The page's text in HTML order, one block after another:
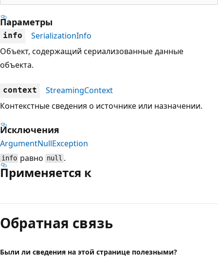
Параметры
info
SerializationInfo
Объект, содержащий сериализованные данные
объекта.
context
StreamingContext
Контекстные сведения о источнике или назначении.
Исключения
ArgumentNullException
info равно null .
Применяется к
чтения
выключен
Обратная связь
Были ли сведения на этой странице полезными?